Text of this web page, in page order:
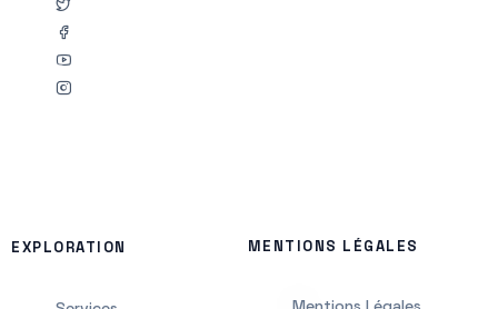
EXPLORATION MENTIONS LÉGALES